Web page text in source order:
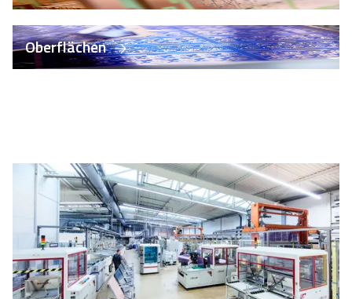
Oberflächen